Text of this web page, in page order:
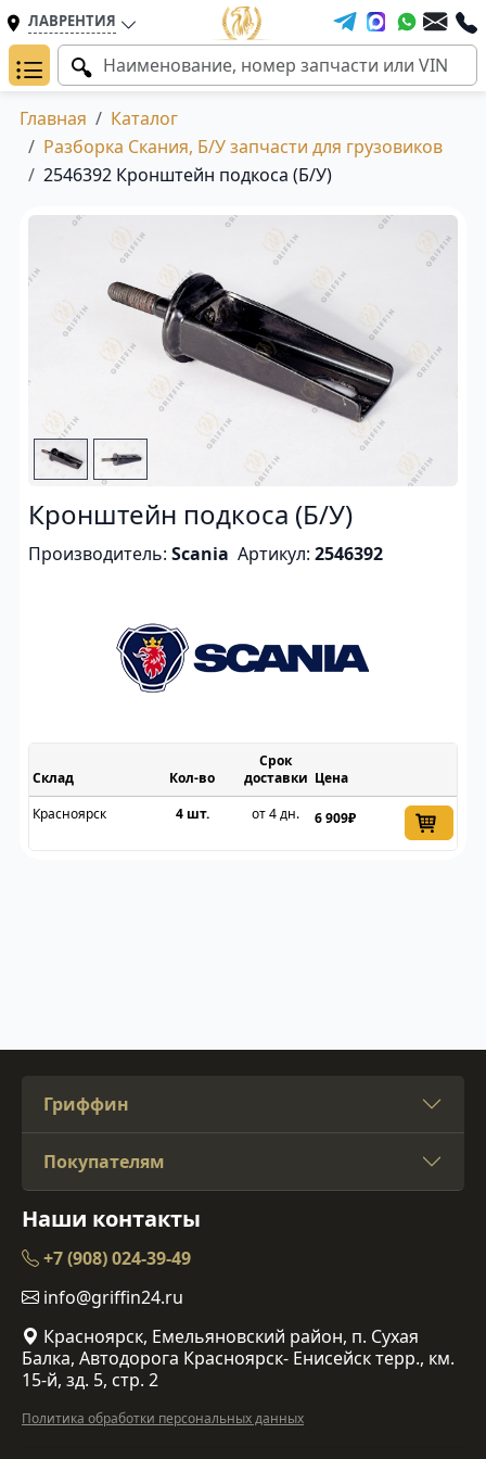
ЛАВРЕНТИЯ
Главная
Каталог
Разборка Скания, Б/У запчасти для грузовиков
2546392 Кронштейн подкоса (Б/У)
Кронштейн подкоса (Б/У)
Производитель: Scania Артикул: 2546392
Склад
Срок
доставки Цена
Красноярск
4 шт. от 4 дн. 6 909₽
Гриффин
Покупателям
Наши контакты
+7 (908) 024-39-49
info@griffin24.ru
Красноярск, Емельяновский район, п. Сухая
Балка, Автодорога Красноярск- Енисейск терр., км.
15-й, зд. 5, стр. 2
Политика обработки персональных данных